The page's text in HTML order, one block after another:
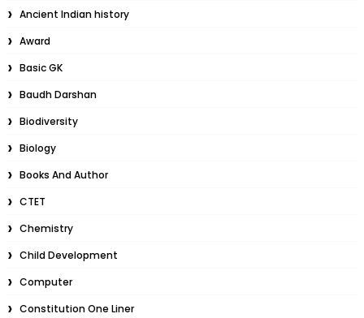
Ancient Indian history
Award
Basic GK
Baudh Darshan
Biodiversity
Biology
Books And Author
CTET
Chemistry
Child Development
Computer
Constitution One Liner